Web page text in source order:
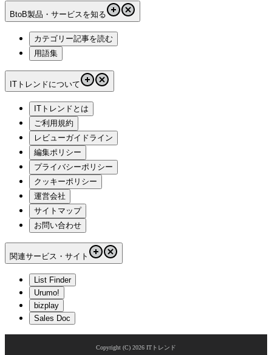
BtoB製品・サービスを知る
カテゴリー記事を読む
用語集
ITトレンドについて
ITトレンドとは
ご利用規約
レビューガイドライン
編集ポリシー
プライバシーポリシー
クッキーポリシー
運営会社
サイトマップ
お問い合わせ
関連サービス・サイト
List Finder
Urumo!
bizplay
Sales Doc
Copyright (C) 2026 ITトレンド